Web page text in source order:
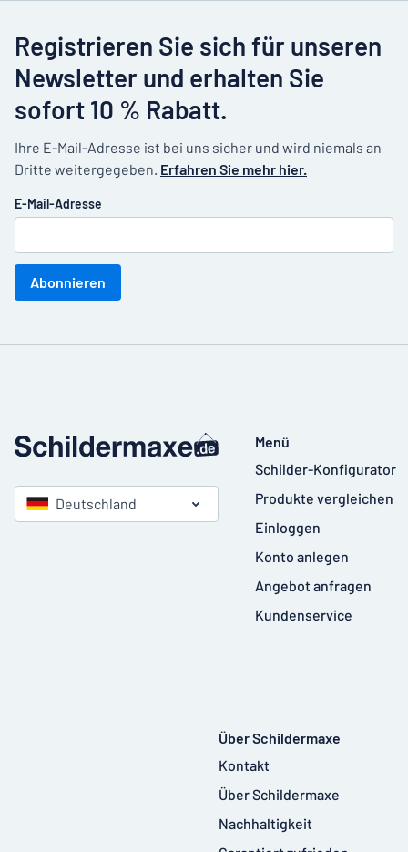
Registrieren Sie sich für unseren
Newsletter und erhalten Sie
sofort 10 % Rabatt.
Ihre E-Mail-Adresse ist bei uns sicher und wird niemals an
Dritte weitergegeben. Erfahren Sie mehr hier.
E-Mail-Adresse
Abonnieren
Deutschland
Menü
Schilder-Konfigurator
Produkte vergleichen
Einloggen
Konto anlegen
Angebot anfragen
Kundenservice
Über Schildermaxe
Kontakt
Über Schildermaxe
Nachhaltigkeit